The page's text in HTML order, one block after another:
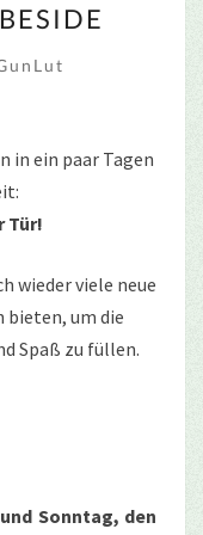
in ein paar Tagen
Tür!
wieder viele neue
um die
Spaß zu füllen.
Sonntag, den